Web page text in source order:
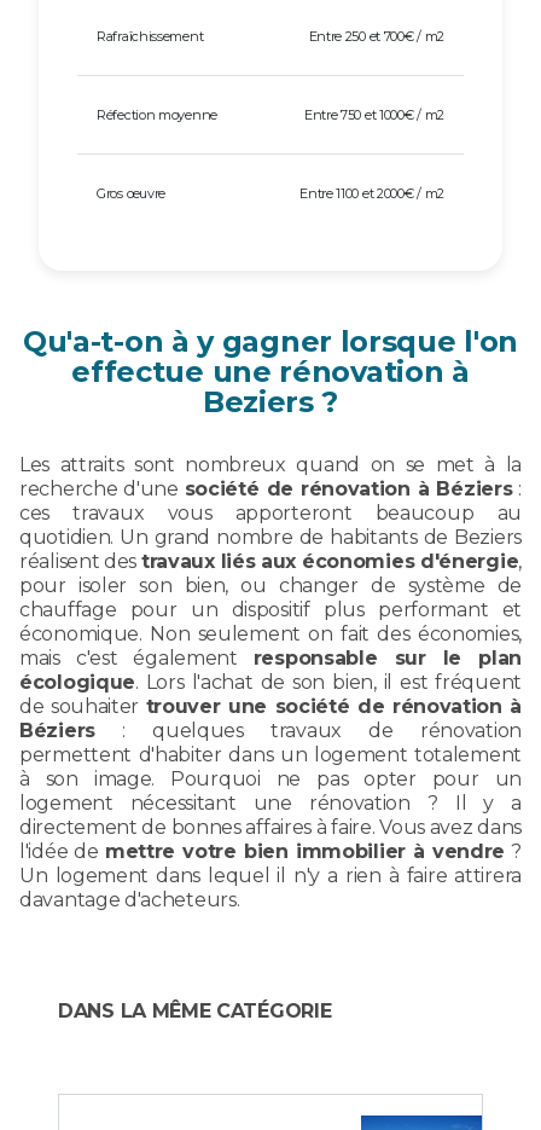
Rafraîchissement Entre 250 et 700€ / m2
Réfection moyenne Entre 750 et 1000€ / m2
Gros œuvre Entre 1100 et 2000€ / m2
Qu'a-t-on à y gagner lorsque l'on
effectue une rénovation à
Beziers ?
Les attraits sont nombreux quand on se met à la
recherche d'une société de rénovation à Béziers:
ces travaux vous apporteront beaucoup au
quotidien. Un grand nombre de habitants de Beziers
réalisent des travaux liés aux économies d'énergie,
pour isoler son bien, ou changer de système de
chauffage pour un dispositif plus performant et
économique. Non seulement on fait des économies,
mais c'est également responsable sur le plan
écologique. Lors l'achat de son bien, il est fréquent
de souhaiter trouver une société de rénovation à
Béziers: quelques travaux de rénovation
permettent d'habiter dans un logement totalement
à son image. Pourquoi ne pas opter pour un
logement nécessitant une rénovation ? Il y a
directement de bonnes affaires à faire. Vous avez dans
l'idée de mettre votre bien immobilier à vendre ?
Un logement dans lequel il n'y a rien à faire attirera
davantage d'acheteurs.
DANS LA MÊME CATÉGORIE